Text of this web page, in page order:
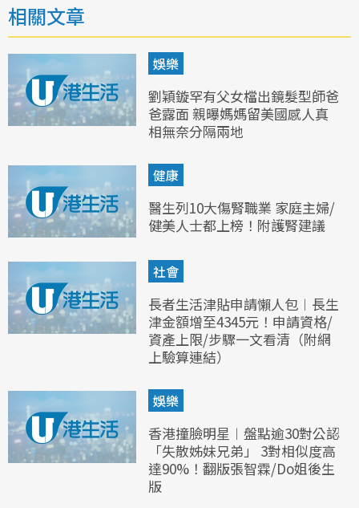
相關文章
娛樂
劉穎鏇罕有父女檔出鏡髮型師爸
爸露面 親曝媽媽留美國感人真
相無奈分隔兩地
健康
醫生列10大傷腎職業 家庭主婦/
健美人士都上榜！附護腎建議
社會
長者生活津貼申請懶人包︱長生
津金額增至4345元！申請資格/
資產上限/步驟一文看清（附網
上驗算連結）
娛樂
香港撞臉明星︱盤點逾30對公認
「失散姊妹兄弟」 3對相似度高
達90%！翻版張智霖/Do姐後生
版